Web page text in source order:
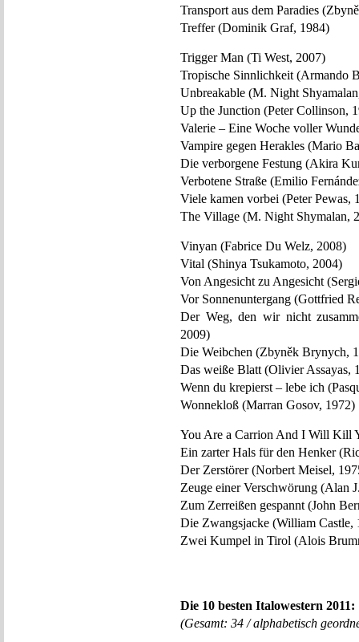
Transport aus dem Paradies
Treffer (Dominik Graf, 1984)
Trigger Man (Ti West, 2007)
Tropische Sinnlichkeit (Armando
Unbreakable (M. Night
Up the Junction (Peter Collinson,
Valerie – Eine Woche voller
Vampire gegen Herakles (Mario
Die verborgene Festung (Akira
Verbotene Straße (Emilio
Viele kamen vorbei (Peter Pewas,
The Village (M. Night Shymalan,
Vinyan (Fabrice Du Welz, 2008)
Vital (Shinya Tsukamoto, 2004)
Von Angesicht zu Angesicht
Vor Sonnenuntergang (Gottfried
Der Weg, den wir nicht
2009)
Die Weibchen (Zbyněk Brynych,
Das weiße Blatt (Olivier Assayas,
Wenn du krepierst – lebe ich
Wonnekloß (Marran Gosov, 1972)
You Are a Carrion And I Will Kill
Ein zarter Hals für den Henker
Der Zerstörer (Norbert Meisel,
Zeuge einer Verschwörung (Alan
Zum Zerreißen gespannt (John
Die Zwangsjacke (William Castle,
Zwei Kumpel in Tirol (Alois
Die 10 besten Italowestern 2011:
(Gesamt: 34 / alphabetisch